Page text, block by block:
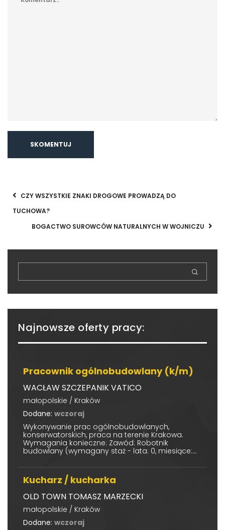
CZY WSZYSTKIE ZNAKI DROGOWE PROWADZĄ DO
TUCHOWA?
BOGACTWO SUROWCÓW NATURALNYCH W WOJNICZU
Najnowsze oferty pracy:
Pracownik ogólnobudowlany (k/m)
WACŁAW SZCZEPANIK VATICO
małopolskie / Kraków
Dodane: wczoraj
Wykonywanie prac ogólnobudowlanych,
konserwatorskich, praca na terenie Krakowa.
Wymagania konieczne: Zawód: Robotnik
budowlany (wymagany staż - lata: 0, miesiące:...
Kucharz / kucharka
OLD TOWN TOMASZ MARZECKI
małopolskie / Kraków
Dodane: wczoraj